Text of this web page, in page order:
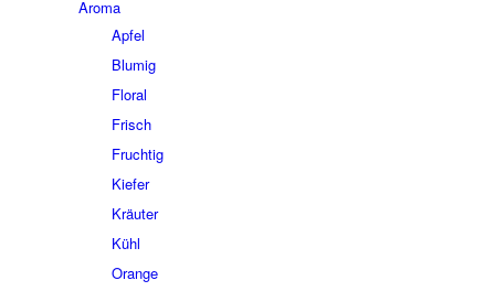
Aroma
Apfel
Blumig
Floral
Frisch
Fruchtig
Kiefer
Kräuter
Kühl
Orange